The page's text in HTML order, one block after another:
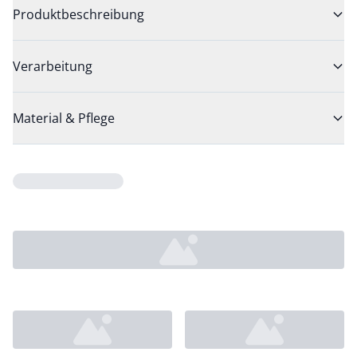
Produktbeschreibung
Verarbeitung
Material & Pflege